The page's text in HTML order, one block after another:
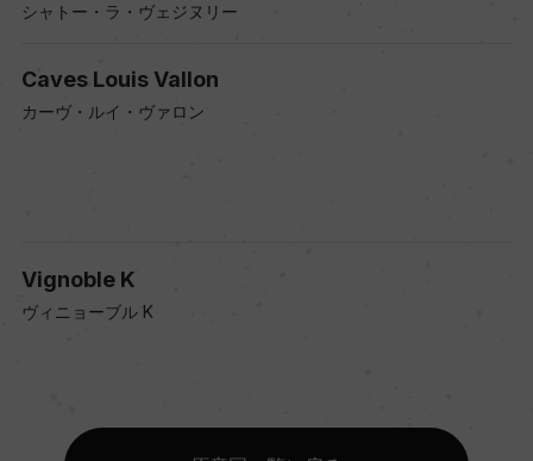
シャトー・ラ・ヴェジヌリー
Caves Louis Vallon
カーヴ・ルイ・ヴァロン
Vignoble K
ヴィニョーブル K